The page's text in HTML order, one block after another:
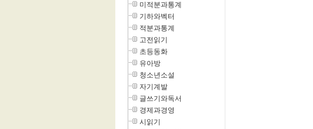
미적분과통계
기하와벡터
적분과통계
고전읽기
초등동화
유아방
청소년소설
자기계발
글쓰기와독서
경제과경영
시읽기